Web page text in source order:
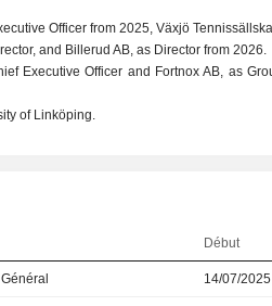
Officer from 2025, Växjö
and Billerud AB, as Director from 2026.
Executive Officer and Fortnox AB, as
of Linköping.
Début
14/07/2025